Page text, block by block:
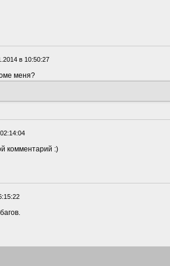
в 10:50:27
меня?
комментарий :)